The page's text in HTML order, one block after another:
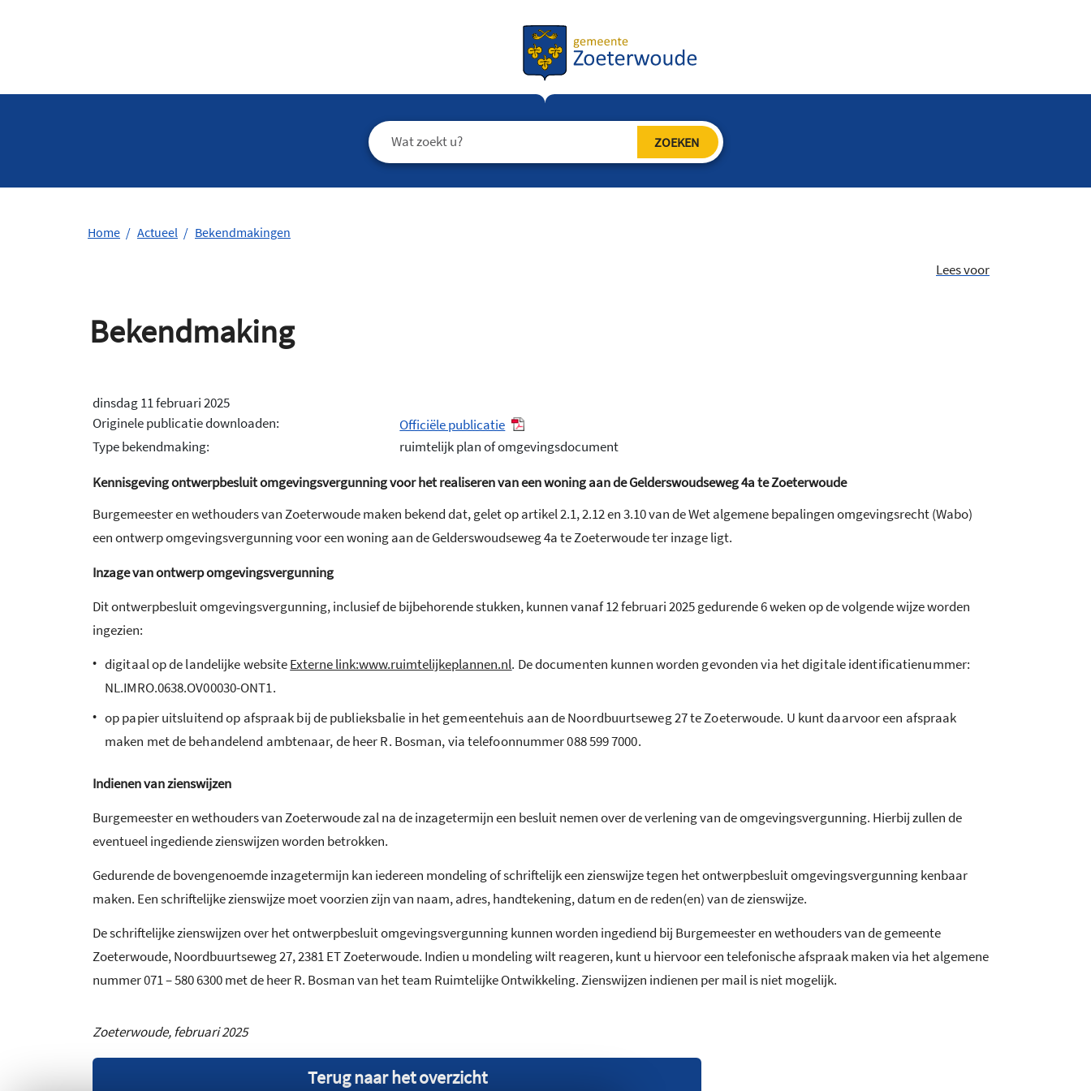
Home Actueel Bekendmakingen
Lees voor
Bekendmaking
dinsdag 11 februari 2025
Originele publicatie downloaden:
Officiële publicatie
Type bekendmaking:
ruimtelijk plan of omgevingsdocument
Kennisgeving ontwerpbesluit omgevingsvergunning voor het realiseren van een woning aan de Gelderswoudseweg 4a te Zoeterwoude
Burgemeester en wethouders van Zoeterwoude maken bekend dat, gelet op artikel 2.1, 2.12 en 3.10 van de Wet algemene bepalingen omgevingsrecht (Wabo)
een ontwerp omgevingsvergunning voor een woning aan de Gelderswoudseweg 4a te Zoeterwoude ter inzage ligt.
Inzage van ontwerp omgevingsvergunning
Dit ontwerpbesluit omgevingsvergunning, inclusief de bijbehorende stukken, kunnen vanaf 12 februari 2025 gedurende 6 weken op de volgende wijze worden
ingezien:
• digitaal op de landelijke websiteExterne link:www.ruimtelijkeplannen.nl. De documenten kunnen worden gevonden via het digitale identificatienummer:
NL.IMRO.0638.OV00030-ONT1.
• op papier uitsluitend op afspraak bij de publieksbalie in het gemeentehuis aan de Noordbuurtseweg 27 te Zoeterwoude. U kunt daarvoor een afspraak
maken met de behandelend ambtenaar, de heer R. Bosman, via telefoonnummer 088 599 7000.
Indienen van zienswijzen
Burgemeester en wethouders van Zoeterwoude zal na de inzagetermijn een besluit nemen over de verlening van de omgevingsvergunning. Hierbij zullen de
eventueel ingediende zienswijzen worden betrokken.
Gedurende de bovengenoemde inzagetermijn kan iedereen mondeling of schriftelijk een zienswijze tegen het ontwerpbesluit omgevingsvergunning kenbaar
maken. Een schriftelijke zienswijze moet voorzien zijn van naam, adres, handtekening, datum en de reden(en) van de zienswijze.
De schriftelijke zienswijzen over het ontwerpbesluit omgevingsvergunning kunnen worden ingediend bij Burgemeester en wethouders van de gemeente
Zoeterwoude, Noordbuurtseweg 27, 2381 ET Zoeterwoude. Indien u mondeling wilt reageren, kunt u hiervoor een telefonische afspraak maken via het algemene
nummer 071 – 580 6300 met de heer R. Bosman van het team Ruimtelijke Ontwikkeling. Zienswijzen indienen per mail is niet mogelijk.
Zoeterwoude, februari 2025
Terug naar het overzicht